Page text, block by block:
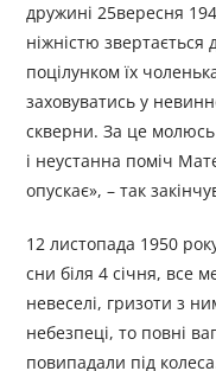
дружині 25вересня
ніжністю звертається
поцілунком їх
заховуватись у
скверни. За це
і неустанна поміч
опускає», – так
12 листопада 1950
сни біля 4 січня, все
невеселі, гризоти з
небезпеці, то повні
повипадали під